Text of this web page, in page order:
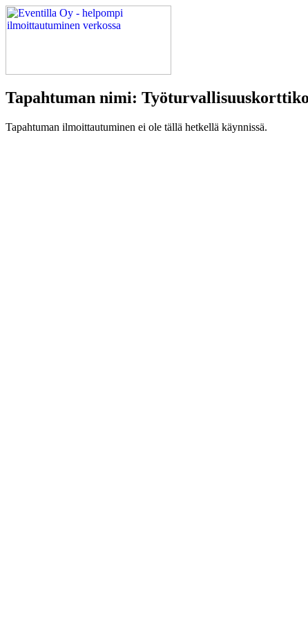
Tapahtuman nimi:
Tapahtuman ilmoittautuminen ei ole tällä hetkellä käynnissä.